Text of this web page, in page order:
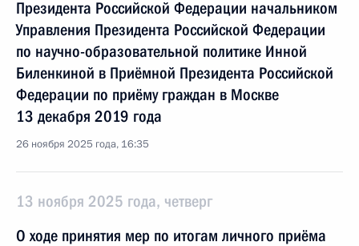
Президента Российской Федерации начальником
Управления Президента Российской Федерации
по научно-образовательной политике Инной
Биленкиной в Приёмной Президента Российской
Федерации по приёму граждан в Москве
13 декабря 2019 года
26 ноября 2025 года, 16:35
13 ноября 2025 года, четверг
О ходе принятия мер по итогам личного приёма